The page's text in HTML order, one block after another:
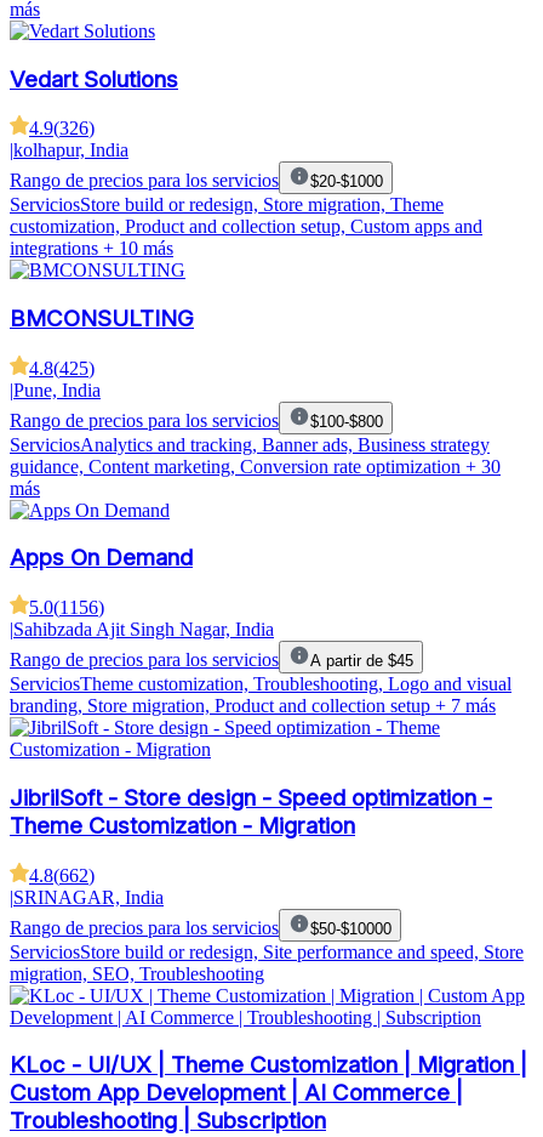
más
Vedart Solutions
4.9(326)
|kolhapur, India
Rango de precios para los servicios
$20-$1000
ServiciosStore build or redesign, Store migration, Theme
customization, Product and collection setup, Custom apps and
integrations + 10 más
BMCONSULTING
4.8(425)
|Pune, India
Rango de precios para los servicios
$100-$800
ServiciosAnalytics and tracking, Banner ads, Business strategy
guidance, Content marketing, Conversion rate optimization + 30
más
Apps On Demand
5.0(1156)
|Sahibzada Ajit Singh Nagar, India
Rango de precios para los servicios
A partir de $45
ServiciosTheme customization, Troubleshooting, Logo and visual
branding, Store migration, Product and collection setup + 7 más
JibrilSoft - Store design - Speed optimization -
Theme Customization - Migration
4.8(662)
|SRINAGAR, India
Rango de precios para los servicios
$50-$10000
ServiciosStore build or redesign, Site performance and speed, Store
migration, SEO, Troubleshooting
KLoc - UI/UX | Theme Customization | Migration |
Custom App Development | AI Commerce |
Troubleshooting | Subscription